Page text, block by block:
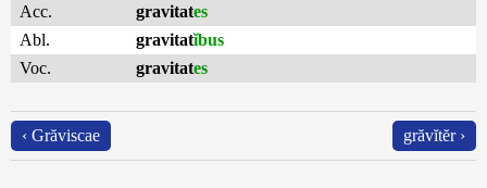
Acc. gravitates
Abl.
gravitatĭbus
Voc.
gravitates
‹ Grăviscae grăvĭtĕr ›